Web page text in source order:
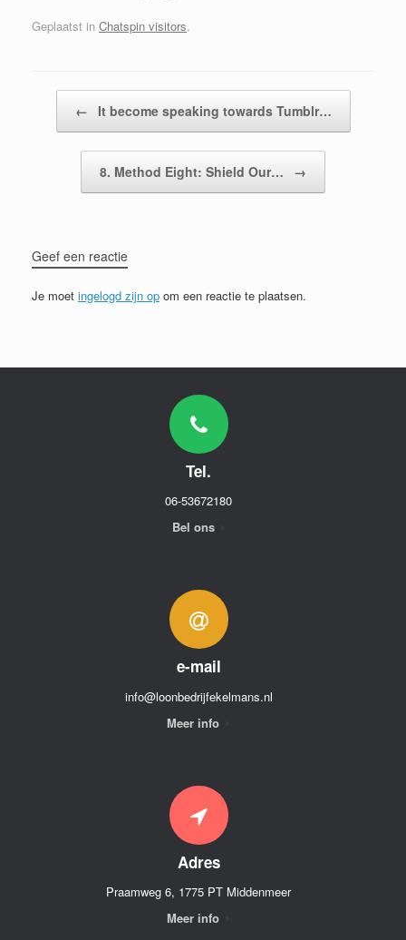
Geplaatst in Chatspin visitors.
← It become speaking towards Tumblr…
8. Method Eight: Shield Our… →
Geef een reactie
Je moet ingelogd zijn op om een reactie te plaatsen.
Tel.
06-53672180
Bel ons
e-mail
info@loonbedrijfekelmans.nl
Meer info
Adres
Praamweg 6, 1775 PT Middenmeer
Meer info